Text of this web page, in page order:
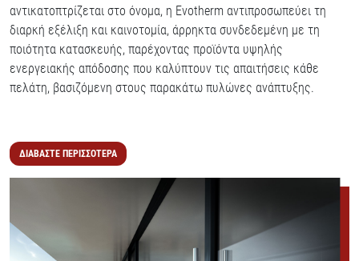
αντικατοπτρίζεται στο όνομα, η Evotherm αντιπροσωπεύει τη
διαρκή εξέλιξη και καινοτομία, άρρηκτα συνδεδεμένη με τη
ποιότητα κατασκευής, παρέχοντας προϊόντα υψηλής
ενεργειακής απόδοσης που καλύπτουν τις απαιτήσεις κάθε
πελάτη, βασιζόμενη στους παρακάτω πυλώνες ανάπτυξης.
ΔΙΑΒΑΣΤΕ ΠΕΡΙΣΣΟΤΕΡΑ